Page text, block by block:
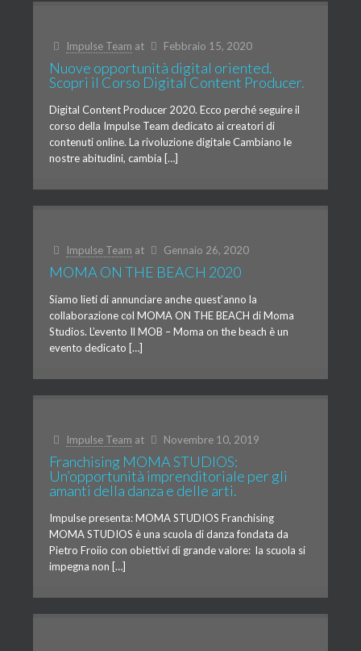
Impulse Team at Febbraio 15, 2020
Nuove opportunità digital oriented.
Scopri il Corso Digital Content Producer.
Digital Content Producer 2020. Ecco perché seguire il
corso della Impulse Team dedicato ai creatori di
contenuti online. La rivoluzione digitale Cambiano le
nostre abitudini, cambia […]
Impulse Team at Gennaio 26, 2020
MOMA ON THE BEACH 2020
Siamo lieti di annunciare anche quest’anno la
collaborazione col MOMA ON THE BEACH di Moma
Studios. L’evento Il MOB – Moma on the beach è un
evento dedicato […]
Impulse Team at Novembre 10, 2019
Franchising MOMA STUDIOS:
Un’opportunità imprenditoriale per gli
amanti della danza e delle arti.
Impulse presenta: MOMA STUDIOS Franchising
MOMA STUDIOS è una scuola di danza fondata da
Pietro Froiio con obiettivi di grande valore: la scuola si
impegna non […]